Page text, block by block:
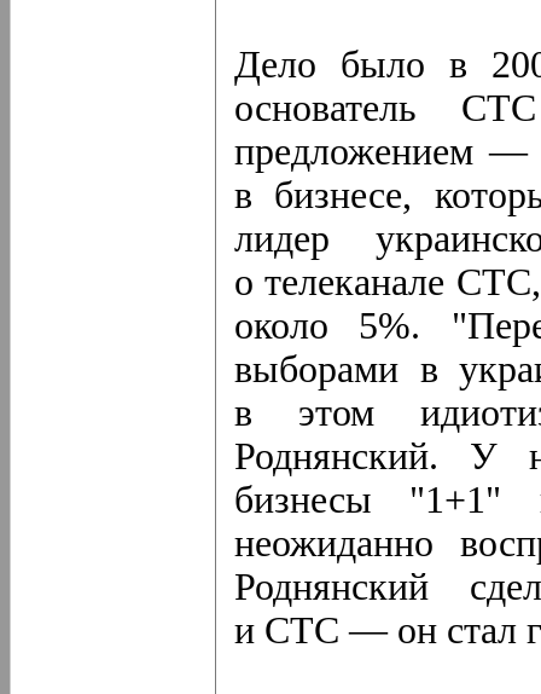
Дело было в
основатель
предложением —
в бизнесе,
лидер
о телеканале
около 5%.
выборами в
в этом
Роднянский. У
бизнесы
неожиданно
Роднянский
и СТС — он стал